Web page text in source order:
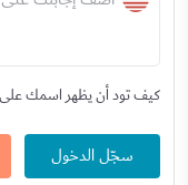
كيف تود أن يظهر اسمك على
سجّل الدخول